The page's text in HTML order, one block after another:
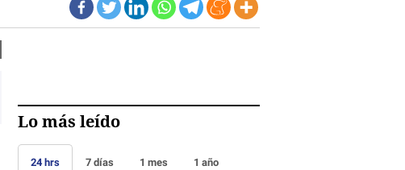
Lo más leído
24 hrs 7 días 1 mes 1 año